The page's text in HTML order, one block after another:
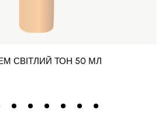
СВІТЛИЙ ТОН 50 МЛ